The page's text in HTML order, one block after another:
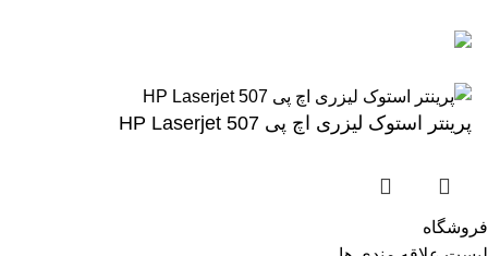
پرینتر استوک لیزری اچ پی HP Laserjet 507
فروشگاه